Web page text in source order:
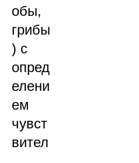
обы,
грибы
) с
опред
елени
ем
чувст
вител